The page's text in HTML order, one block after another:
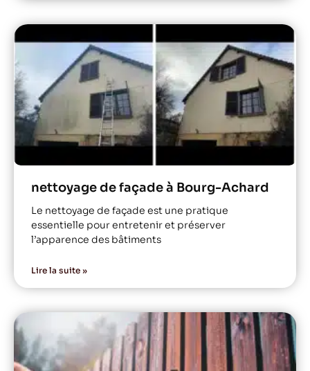
nettoyage de façade à Bourg-Achard
Le nettoyage de façade est une pratique
essentielle pour entretenir et préserver
l’apparence des bâtiments
Lire la suite »